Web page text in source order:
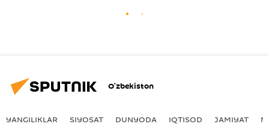
O‘zbekiston
YANGILIKLAR SIYOSAT DUNYODA IQTISOD JAMIYAT